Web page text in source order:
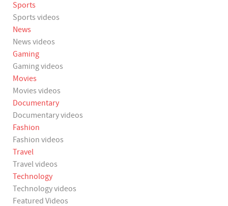
Sports
Sports videos
News
News videos
Gaming
Gaming videos
Movies
Movies videos
Documentary
Documentary videos
Fashion
Fashion videos
Travel
Travel videos
Technology
Technology videos
Featured Videos